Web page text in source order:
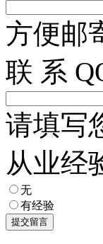
方便邮
联 系
请填写
从业经
无
有经验